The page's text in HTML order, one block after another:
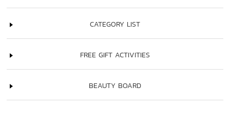
CATEGORY LIST
FREE GIFT ACTIVITIES
BEAUTY BOARD